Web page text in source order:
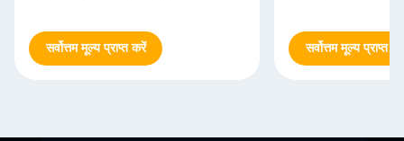
सर्वोत्तम मूल्य प्राप्त करें सर्वोत्तम मूल्य प्राप्त